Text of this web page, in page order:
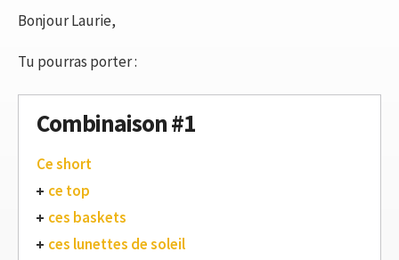
Bonjour Laurie,
Tu pourras porter :
Combinaison #1
Ce short
ce top
ces baskets
ces lunettes de soleil